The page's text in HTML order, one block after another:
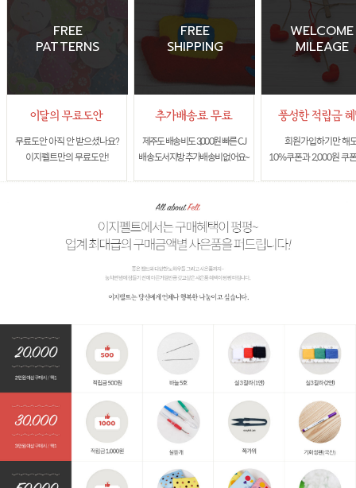
FREE
PATTERNS
무료도안 아직 안 받으셨나요?
이지펠트만의 무료도안!
FREE
SHIPPING
제주도 배송비도 3,000원 빠른 CJ
배송 도서지방 추가배송비 없어요~
WELCOME
MILEAGE
회원가입하기만 해
10%쿠폰과 2,000원 쿠